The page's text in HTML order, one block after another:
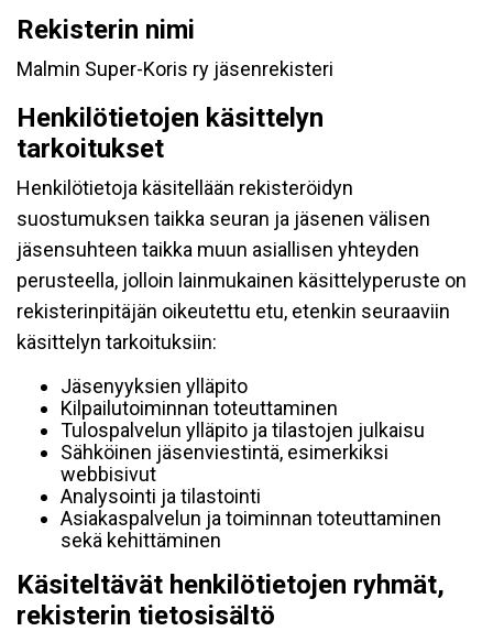
Rekisterin nimi
Malmin Super-Koris ry jäsenrekisteri
Henkilötietojen käsittelyn
tarkoitukset
Henkilötietoja käsitellään rekisteröidyn
suostumuksen taikka seuran ja jäsenen välisen
jäsensuhteen taikka muun asiallisen yhteyden
perusteella, jolloin lainmukainen käsittelyperuste on
rekisterinpitäjän oikeutettu etu, etenkin seuraaviin
käsittelyn tarkoituksiin:
Jäsenyyksien ylläpito
Kilpailutoiminnan toteuttaminen
Tulospalvelun ylläpito ja tilastojen julkaisu
Sähköinen jäsenviestintä, esimerkiksi
webbisivut
Analysointi ja tilastointi
Asiakaspalvelun ja toiminnan toteuttaminen
sekä kehittäminen
Käsiteltävät henkilötietojen ryhmät,
rekisterin tietosisältö